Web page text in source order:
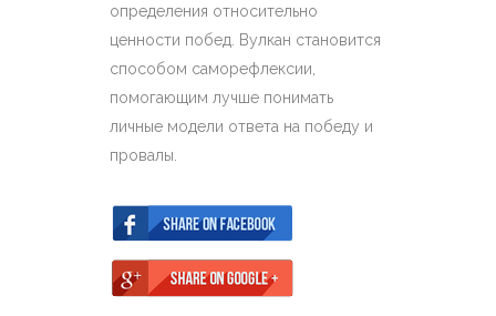
определения относительно
ценности побед. Вулкан становится
способом саморефлексии,
помогающим лучше понимать
личные модели ответа на победу и
провалы.